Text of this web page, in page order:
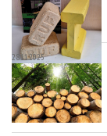
28.11.2025